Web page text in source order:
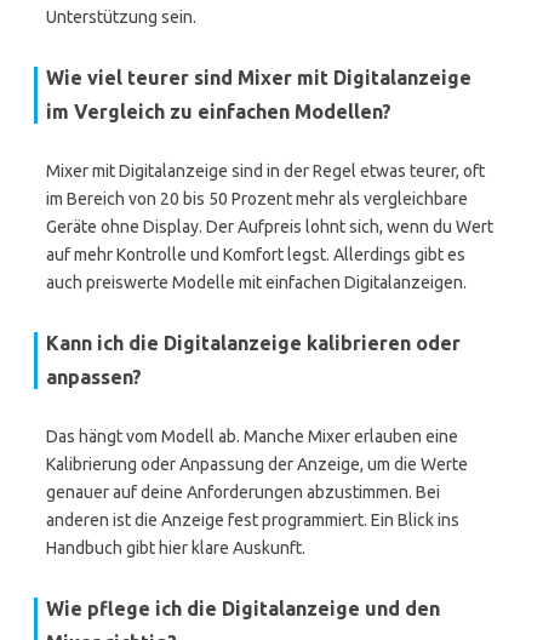
Unterstützung sein.
Wie viel teurer sind Mixer mit Digitalanzeige
im Vergleich zu einfachen Modellen?
Mixer mit Digitalanzeige sind in der Regel etwas teurer, oft
im Bereich von 20 bis 50 Prozent mehr als vergleichbare
Geräte ohne Display. Der Aufpreis lohnt sich, wenn du Wert
auf mehr Kontrolle und Komfort legst. Allerdings gibt es
auch preiswerte Modelle mit einfachen Digitalanzeigen.
Kann ich die Digitalanzeige kalibrieren oder
anpassen?
Das hängt vom Modell ab. Manche Mixer erlauben eine
Kalibrierung oder Anpassung der Anzeige, um die Werte
genauer auf deine Anforderungen abzustimmen. Bei
anderen ist die Anzeige fest programmiert. Ein Blick ins
Handbuch gibt hier klare Auskunft.
Wie pflege ich die Digitalanzeige und den